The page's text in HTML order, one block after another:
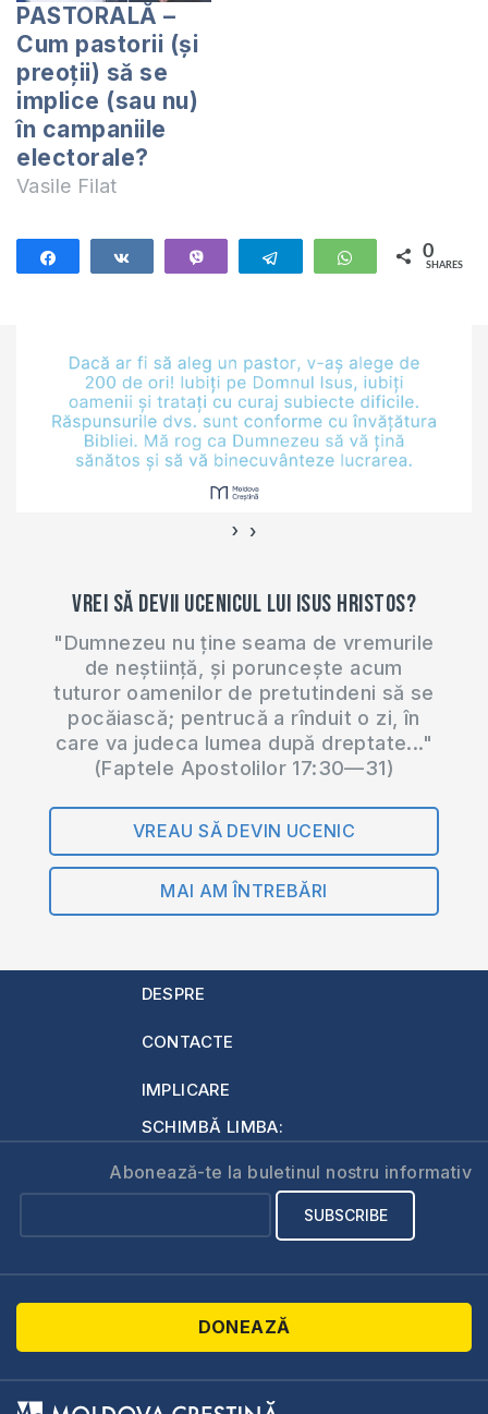
PASTORALĂ –
Cum pastorii (și
preoții) să se
implice (sau nu)
în campaniile
electorale?
Vasile Filat
Telegram WhatsApp
0
SHARES
‹ ›
Vrei să devii ucenicul lui Isus Hristos?
"Dumnezeu nu ține seama de vremurile
de neștiință, și poruncește acum
tuturor oamenilor de pretutindeni să se
pocăiască; pentrucă a rînduit o zi, în
care va judeca lumea după dreptate..."
(Faptele Apostolilor 17:30—31)
VREAU SĂ DEVIN UCENIC
MAI AM ÎNTREBĂRI
DESPRE
CONTACTE
IMPLICARE
SCHIMBĂ LIMBA:
Abonează-te la buletinul nostru informativ
DONEAZĂ